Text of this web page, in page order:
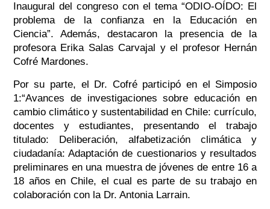
Inaugural del congreso con el tema “ODIO-OÍDO: El
problema de la confianza en la Educación en
Ciencia”. Además, destacaron la presencia de la
profesora Erika Salas Carvajal y el profesor Hernán
Cofré Mardones.
Por su parte, el Dr. Cofré participó en el Simposio
1:“Avances de investigaciones sobre educación en
cambio climático y sustentabilidad en Chile: currículo,
docentes y estudiantes, presentando el trabajo
titulado: Deliberación, alfabetización climática y
ciudadanía: Adaptación de cuestionarios y resultados
preliminares en una muestra de jóvenes de entre 16 a
18 años en Chile, el cual es parte de su trabajo en
colaboración con la Dr. Antonia Larrain.